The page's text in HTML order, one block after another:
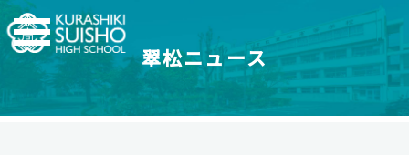
学科・コース
翠松ニュース